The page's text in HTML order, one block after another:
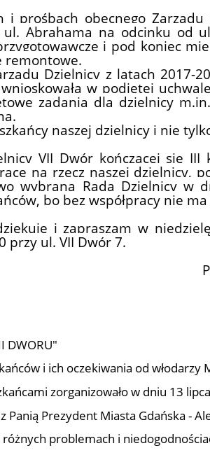
i prośbach obecnego Zarządu
Abrahama na odcinku od
i pod koniec
remontowe.
Dzielnicy zlatach 2017-
w podjętej
zadania dla dzielnicy m.in.
naszej dzielnicy i nie
VII Dwór kończącej się III
na rzecz naszej dzielnicy,
wybrana Rada Dzielnicy w
bo bez współpracy nie ma
i zapraszam w
przy ul. VII Dwór 7.
DWORU"
i ich oczekiwania od włodarzy
zorganizowało w dniu 13
Prezydent Miasta Gdańska -
problemach i